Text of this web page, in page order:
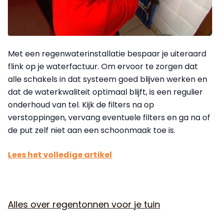
Met een regenwaterinstallatie bespaar je uiteraard
flink op je waterfactuur. Om ervoor te zorgen dat
alle schakels in dat systeem goed blijven werken en
dat de waterkwaliteit optimaal blijft, is een regulier
onderhoud van tel. Kijk de filters na op
verstoppingen, vervang eventuele filters en ga na of
de put zelf niet aan een schoonmaak toe is.
Lees het volledige artikel
Alles over regentonnen voor je tuin